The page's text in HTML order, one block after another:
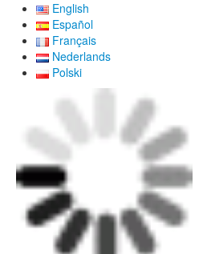
English
Español
Français
Nederlands
Polski